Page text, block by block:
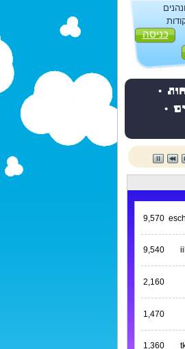
כניסה
•
•
9,570
9,540
2,160
1,470
1,360